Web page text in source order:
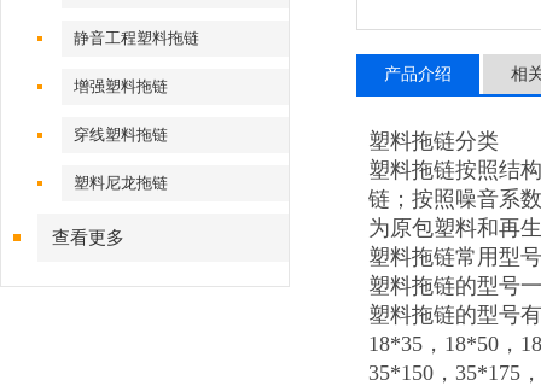
静音工程塑料拖链
增强塑料拖链
穿线塑料拖链
塑料尼龙拖链
查看更多
产品介绍 相
塑料拖链分类
塑料拖链按照结
链；按照噪音系
为原包塑料和再
塑料拖链常用型号
塑料拖链的型号
塑料拖链的型号
18*35，18*50，
35*150，35*175